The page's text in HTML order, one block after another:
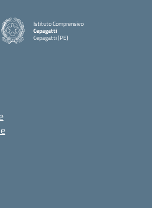
Istituto Comprensivo
Cepagatti
Cepagatti (PE)
— Visita la pagina iniziale della scuola